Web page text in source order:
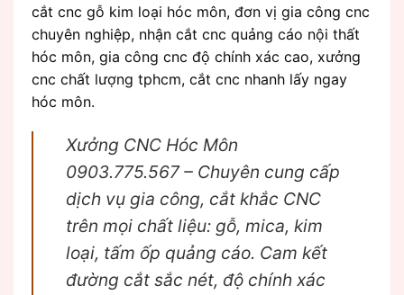
cắt cnc gỗ kim loại hóc môn, đơn vị gia công cnc
chuyên nghiệp, nhận cắt cnc quảng cáo nội thất
hóc môn, gia công cnc độ chính xác cao, xưởng
cnc chất lượng tphcm, cắt cnc nhanh lấy ngay
hóc môn.
Xưởng CNC Hóc Môn
0903.775.567 – Chuyên cung cấp
dịch vụ gia công, cắt khắc CNC
trên mọi chất liệu: gỗ, mica, kim
loại, tấm ốp quảng cáo. Cam kết
đường cắt sắc nét, độ chính xác